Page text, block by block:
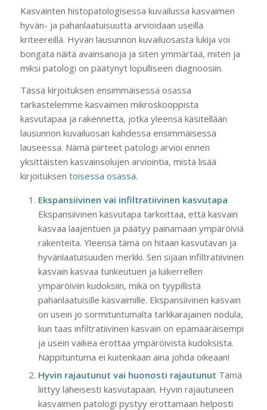
Kasvainten histopatologisessa kuvailussa kasvaimen
hyvän- ja pahanlaatuisuutta arvioidaan useilla
kriteereillä. Hyvän lausunnon kuvailuosasta lukija voi
bongata näitä avainsanoja ja siten ymmärtää, miten ja
miksi patologi on päätynyt lopulliseen diagnoosiin.
Tässä kirjoituksen ensimmäisessä osassa
tarkastelemme kasvaimen mikroskooppista
kasvutapaa ja rakennetta, jotka yleensä käsitellään
lausunnon kuvailuosan kahdessa ensimmäisessä
lauseessa. Nämä piirteet patologi arvioi ennen
yksittäisten kasvainsolujen arviointia, mistä lisää
kirjoituksen toisessa osassa.
Ekspansiivinen vai infiltratiivinen kasvutapa
Ekspansiivinen kasvutapa tarkoittaa, että kasvain
kasvaa laajentuen ja päätyy painamaan ympäröiviä
rakenteita. Yleensä tämä on hitaan kasvutavan ja
hyvänlaatuisuuden merkki. Sen sijaan infiltratiivinen
kasvain kasvaa tunkeutuen ja luikerrellen
ympäröiviin kudoksiin, mikä on tyypillistä
pahanlaatuisille kasvaimille. Ekspansiivinen kasvain
on usein jo sormituntumalta tarkkarajainen nodula,
kun taas infiltratiivinen kasvain on epämääräisempi
ja usein vaikea erottaa ympäröivistä kudoksista.
Näppituntuma ei kuitenkaan aina johda oikeaan!
Hyvin rajautunut vai huonosti rajautunut Tämä
liittyy läheisesti kasvutapaan. Hyvin rajautuneen
kasvaimen patologi pystyy erottamaan helposti